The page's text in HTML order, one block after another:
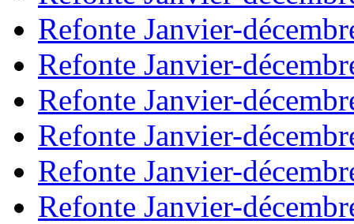
Refonte Janvier-
Refonte Janvier-
Refonte Janvier-
Refonte Janvier-
Refonte Janvier-
Refonte Janvier-